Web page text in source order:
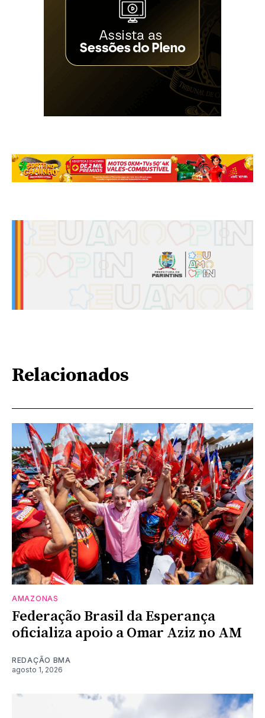
Relacionados
AMAZONAS
Federação Brasil da Esperança
oficializa apoio a Omar Aziz no AM
REDAÇÃO BMA
agosto 1, 2026